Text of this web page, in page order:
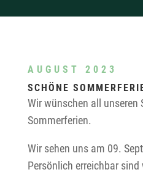
AUGUST 2023
SCHÖNE
Wir wünschen all unseren
Sommerferien.
Wir sehen uns am 09.
Persönlich erreichbar